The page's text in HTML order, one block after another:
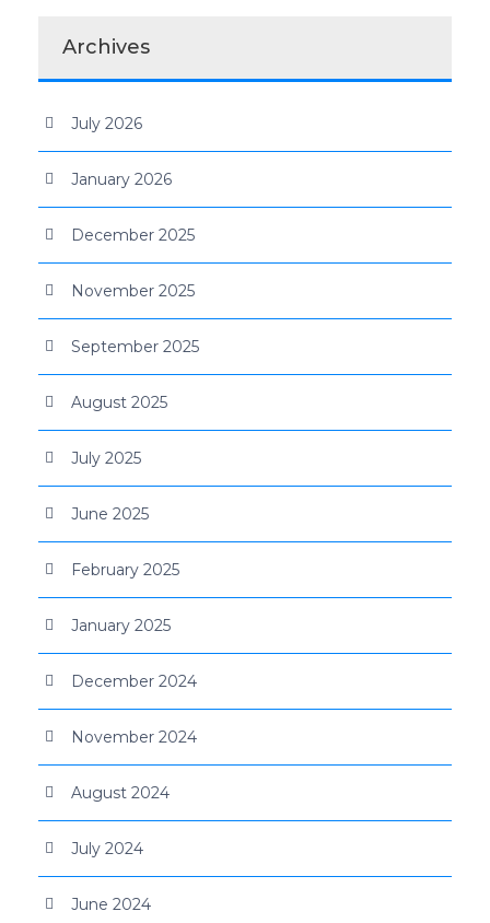
Archives
July 2026
January 2026
December 2025
November 2025
September 2025
August 2025
July 2025
June 2025
February 2025
January 2025
December 2024
November 2024
August 2024
July 2024
June 2024